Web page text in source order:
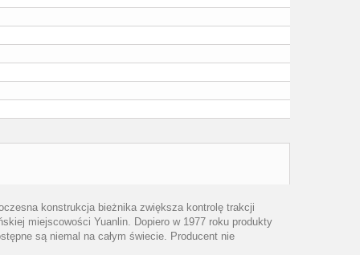
konstrukcja bieżnika zwiększa kontrolę trakcji
miejscowości Yuanlin. Dopiero w 1977 roku produkty
są niemal na całym świecie. Producent nie